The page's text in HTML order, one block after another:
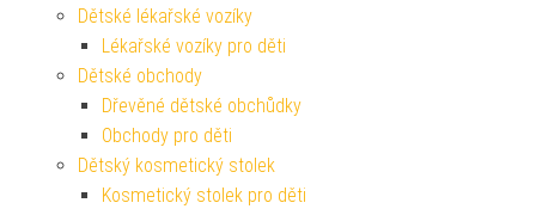
Dětské lékařské vozíky
Lékařské vozíky pro děti
Dětské obchody
Dřevěné dětské obchůdky
Obchody pro děti
Dětský kosmetický stolek
Kosmetický stolek pro děti